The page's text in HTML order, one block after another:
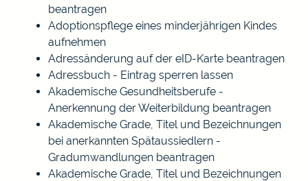
beantragen
Adoptionspflege eines minderjährigen Kindes
aufnehmen
Adressänderung auf der eID-Karte beantragen
Adressbuch - Eintrag sperren lassen
Akademische Gesundheitsberufe -
Anerkennung der Weiterbildung beantragen
Akademische Grade, Titel und Bezeichnungen
bei anerkannten Spätaussiedlern -
Gradumwandlungen beantragen
Akademische Grade, Titel und Bezeichnungen